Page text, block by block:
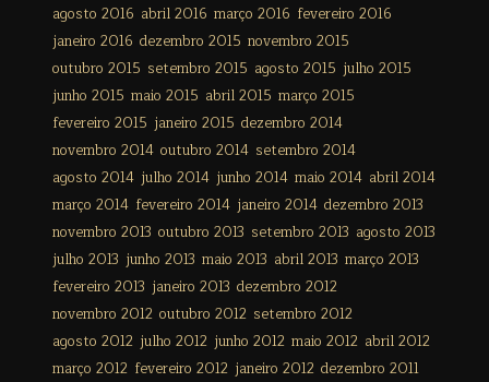
agosto 2016 abril 2016 março 2016 fevereiro 2016
janeiro 2016 dezembro 2015 novembro 2015
outubro 2015 setembro 2015 agosto 2015 julho 2015
junho 2015 maio 2015 abril 2015 março 2015
fevereiro 2015 janeiro 2015 dezembro 2014
novembro 2014 outubro 2014 setembro 2014
agosto 2014 julho 2014 junho 2014 maio 2014 abril 2014
março 2014 fevereiro 2014 janeiro 2014 dezembro 2013
novembro 2013 outubro 2013 setembro 2013 agosto 2013
julho 2013 junho 2013 maio 2013 abril 2013 março 2013
fevereiro 2013 janeiro 2013 dezembro 2012
novembro 2012 outubro 2012 setembro 2012
agosto 2012 julho 2012 junho 2012 maio 2012 abril 2012
março 2012 fevereiro 2012 janeiro 2012 dezembro 2011